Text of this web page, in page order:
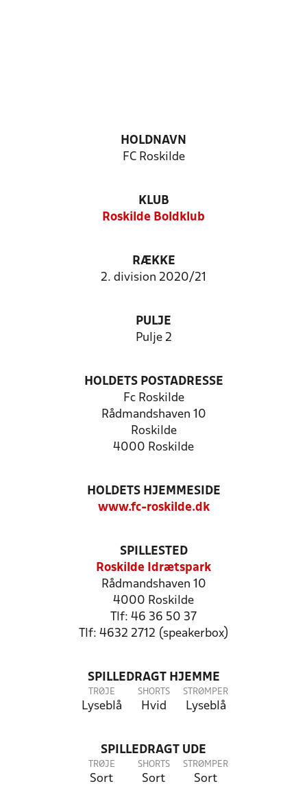
HOLDNAVN
FC Roskilde
KLUB
Roskilde Boldklub
RÆKKE
2. division 2020/21
PULJE
Pulje 2
HOLDETS POSTADRESSE
Fc Roskilde
Rådmandshaven 10
Roskilde
4000 Roskilde
HOLDETS HJEMMESIDE
www.fc-roskilde.dk
SPILLESTED
Roskilde Idrætspark
Rådmandshaven 10
4000 Roskilde
Tlf: 46 36 50 37
Tlf: 4632 2712 (speakerbox)
SPILLEDRAGT HJEMME
TRØJE
Lyseblå
SHORTS
Hvid
STRØMPER
Lyseblå
SPILLEDRAGT UDE
TRØJE
Sort
SHORTS
Sort
STRØMPER
Sort